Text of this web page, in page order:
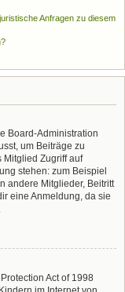
Anfragen zu diesem
Board-Administration
um Beiträge zu
Mitglied Zugriff auf
stehen: zum Beispiel
andere Mitglieder, Beitritt
eine Anmeldung, da sie
Act of 1998